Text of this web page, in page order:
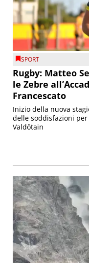
SPORT
Rugby: Matteo
le Zebre
Francescato
Inizio della nuova
delle soddisfazioni
Valdôtain